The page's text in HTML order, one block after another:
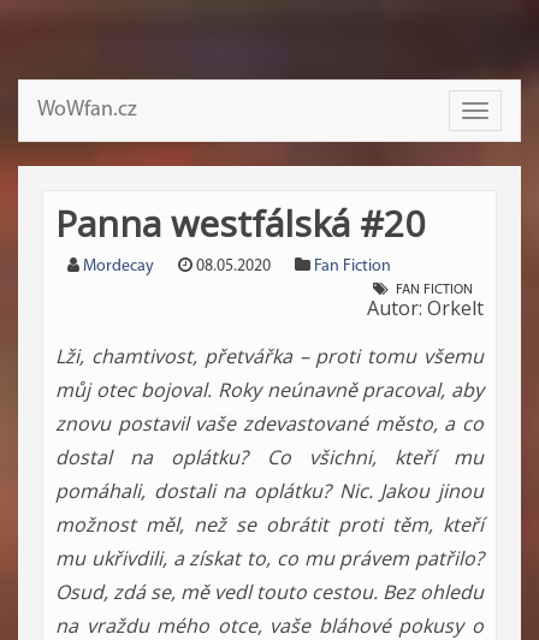
Toggle
WoWfan.cz
Panna westfálská #20
Mordecay 08.05.2020 Fan Fiction
FAN FICTION
Autor: Orkelt
Lži, chamtivost, přetvářka – proti tomu všemu
můj otec bojoval. Roky neúnavně pracoval, aby
znovu postavil vaše zdevastované město, a co
dostal na oplátku? Co všichni, kteří mu
pomáhali, dostali na oplátku? Nic. Jakou jinou
možnost měl, než se obrátit proti těm, kteří
mu ukřivdili, a získat to, co mu právem patřilo?
Osud, zdá se, mě vedl touto cestou. Bez ohledu
na vraždu mého otce, vaše bláhové pokusy o